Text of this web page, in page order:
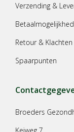
Verzending &
Retour & Klachten
Spaarpunten
Broeders